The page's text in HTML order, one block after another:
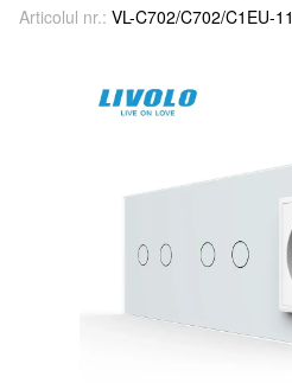
Articolul nr.: VL-C702/C702/C1EU-11